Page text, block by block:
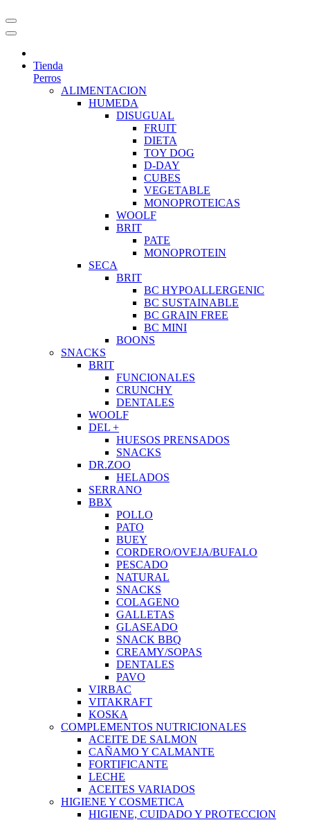
Tienda
Perros
ALIMENTACION
HUMEDA
DISUGUAL
FRUIT
DIETA
TOY DOG
D-DAY
CUBES
VEGETABLE
MONOPROTEICAS
WOOLF
BRIT
PATE
MONOPROTEIN
SECA
BRIT
BC HYPOALLERGENIC
BC SUSTAINABLE
BC GRAIN FREE
BC MINI
BOONS
SNACKS
BRIT
FUNCIONALES
CRUNCHY
DENTALES
WOOLF
DEL +
HUESOS PRENSADOS
SNACKS
DR.ZOO
HELADOS
SERRANO
BBX
POLLO
PATO
BUEY
CORDERO/OVEJA/BUFALO
PESCADO
NATURAL
SNACKS
COLAGENO
GALLETAS
GLASEADO
SNACK BBQ
CREAMY/SOPAS
DENTALES
PAVO
VIRBAC
VITAKRAFT
KOSKA
COMPLEMENTOS NUTRICIONALES
ACEITE DE SALMON
CAÑAMO Y CALMANTE
FORTIFICANTE
LECHE
ACEITES VARIADOS
HIGIENE Y COSMETICA
HIGIENE, CUIDADO Y PROTECCION